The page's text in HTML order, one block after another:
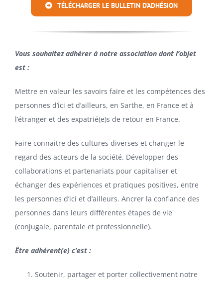
TÉLÉCHARGER LE BULLETIN D’ADHÉSION
Vous souhaitez adhérer à notre association dont l’objet
est :
Mettre en valeur les savoirs faire et les compétences des
personnes d’ici et d’ailleurs, en Sarthe, en France et à
l’étranger et des expatrié(e)s de retour en France.
Faire connaitre des cultures diverses et changer le
regard des acteurs de la société. Développer des
collaborations et partenariats pour capitaliser et
échanger des expériences et pratiques positives, entre
les personnes d’ici et d’ailleurs. Ancrer la confiance des
personnes dans leurs différentes étapes de vie
(conjugale, parentale et professionnelle).
Être adhérent(e) c’est :
Soutenir, partager et porter collectivement notre